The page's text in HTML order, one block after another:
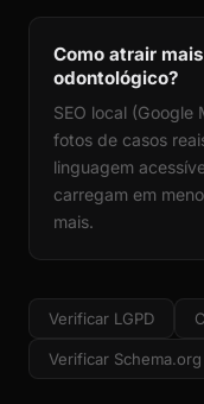
Como atrair
odontológico?
SEO local
fotos de casos
linguagem
carregam em
mais.
Verificar LGPD
Verificar Schema.org